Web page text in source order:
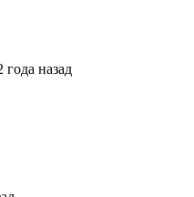
года назад